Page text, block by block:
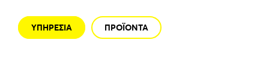
ΥΠΗΡΕΣΙΑ ΠΡΟΪΟΝΤΑ